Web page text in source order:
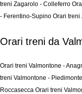
treni Zagarolo - Colleferro
- Ferentino-Supino Orari treni
Orari treni da
Orari treni Valmontone -
treni Valmontone -
Roccasecca Orari treni